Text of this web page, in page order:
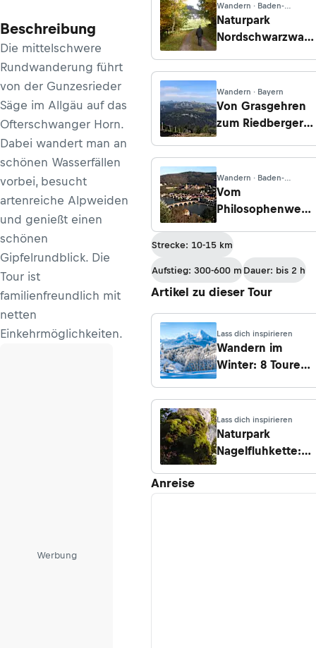
Beschreibung
Die mittelschwere
Rundwanderung führt
von der Gunzesrieder
Säge im Allgäu auf das
Ofterschwanger Horn.
Dabei wandert man an
schönen Wasserfällen
vorbei, besucht
artenreiche Alpweiden
und genießt einen
schönen
Gipfelrundblick. Die
Tour ist
familienfreundlich mit
netten
Einkehrmöglichkeiten.
Werbung
Wandern · Baden-
Württemberg
Naturpark
Nordschwarzwald
Grünhütte -
Wildsee -
Kaltenbronn
Wandern · Bayern
Von Grasgehren
zum Riedberger
Wandern · Baden-
Württemberg
Vom
Philosophenweg
Heidelberg
Strecke: 10-15 km
Aufstieg: 300-600 m Dauer: bis 2 h
Artikel zu dieser Tour
Lass dich inspirieren
Wandern im
Winter: 8 Touren
Lass dich inspirieren
Naturpark
Nagelfluhkette:
Anreise